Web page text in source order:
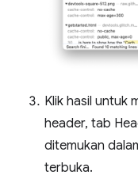
Klik hasil untuk
header, tab
ditemukan
terbuka.